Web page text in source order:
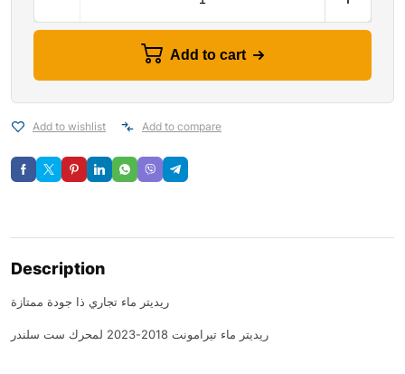
Add to cart
Add to wishlist Add to compare
Description
ريديتر ماء تجاري ذا جودة ممتازة
ريديتر ماء تيرامونت 2018-2023 لمحرك ست سلندر